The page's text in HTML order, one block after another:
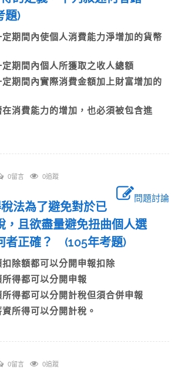
題)
期間內使個人消費能力淨增加的貨幣
期間內個人所獲取之收人總額
期間內實際消費金額加上財富增加的
消費能力的增加，也必須被包含進
0留言 0追蹤
問題討論
法為了避免對於已
，且欲盡量避免扭曲個人選
者正確？ (105年考題)
除額都可以分開申報扣除
得都可以分開申報
得都可以分開計稅但須合併申報
所得可以分開計稅。
0留言 0追蹤